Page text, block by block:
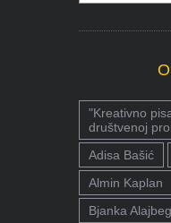
"Kreativno
društvenoj
Adisa Bašić
Almin Kaplan
Bjanka